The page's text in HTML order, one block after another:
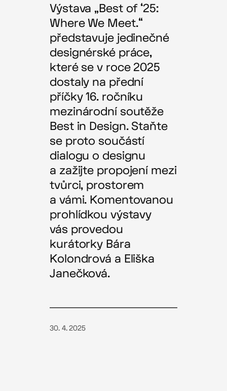
Výstava „Best of ‘25:
Where We Meet.“
představuje jedinečné
designérské práce,
které se v roce 2025
dostaly na přední
příčky 16. ročníku
mezinárodní soutěže
Best in Design. Staňte
se proto součástí
dialogu o designu
a zažijte propojení mezi
tvůrci, prostorem
a vámi. Komentovanou
prohlídkou výstavy
vás provedou
kurátorky Bára
Kolondrová a Eliška
Janečková.
30. 4. 2025